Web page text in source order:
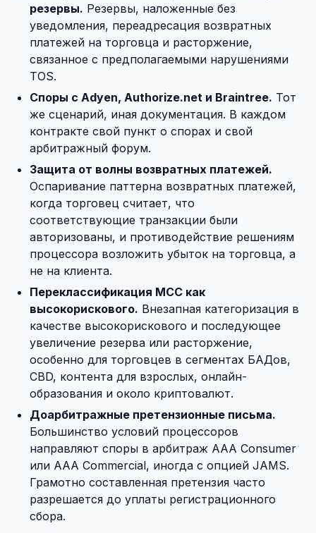
резервы. Резервы, наложенные без
уведомления, переадресация возвратных
платежей на торговца и расторжение,
связанное с предполагаемыми нарушениями
TOS.
Споры с Adyen, Authorize.net и Braintree. Тот
же сценарий, иная документация. В каждом
контракте свой пункт о спорах и свой
арбитражный форум.
Защита от волны возвратных платежей.
Оспаривание паттерна возвратных платежей,
когда торговец считает, что
соответствующие транзакции были
авторизованы, и противодействие решениям
процессора возложить убыток на торговца, а
не на клиента.
Переклассификация MCC как
высокорискового. Внезапная категоризация в
качестве высокорискового и последующее
увеличение резерва или расторжение,
особенно для торговцев в сегментах БАДов,
CBD, контента для взрослых, онлайн-
образования и около криптовалют.
Доарбитражные претензионные письма.
Большинство условий процессоров
направляют споры в арбитраж AAA Consumer
или AAA Commercial, иногда с опцией JAMS.
Грамотно составленная претензия часто
разрешается до уплаты регистрационного
сбора.